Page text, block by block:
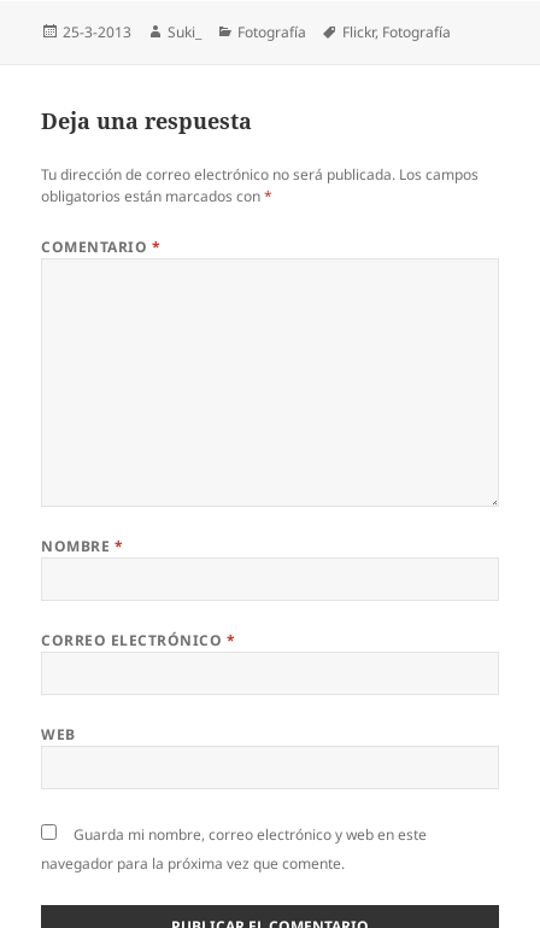
Publicado
25-3-2013 Autor
Suki_ Categorías
Fotografía Etiquetas
Flickr, Fotografí­a
Deja una respuesta
Tu dirección de correo electrónico no será publicada. Los campos
obligatorios están marcados con*
COMENTARIO *
NOMBRE *
CORREO ELECTRÓNICO *
WEB
Guarda mi nombre, correo electrónico y web en este
navegador para la próxima vez que comente.